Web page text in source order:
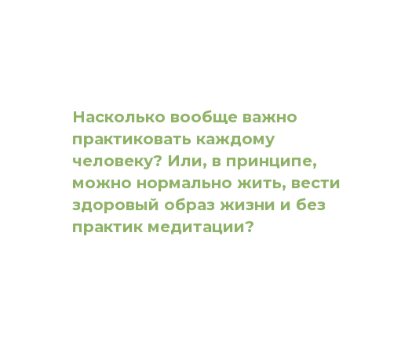
Насколько вообще важно
практиковать каждому
человеку? Или, в принципе,
можно нормально жить, вести
здоровый образ жизни и без
практик медитации?